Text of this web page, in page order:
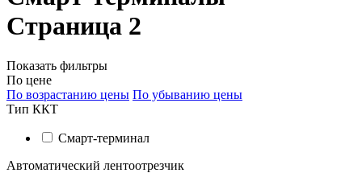
Страница 2
Показать фильтры
По цене
По возрастанию цены По убыванию цены
Тип ККТ
Смарт-терминал
Автоматический лентоотрезчик